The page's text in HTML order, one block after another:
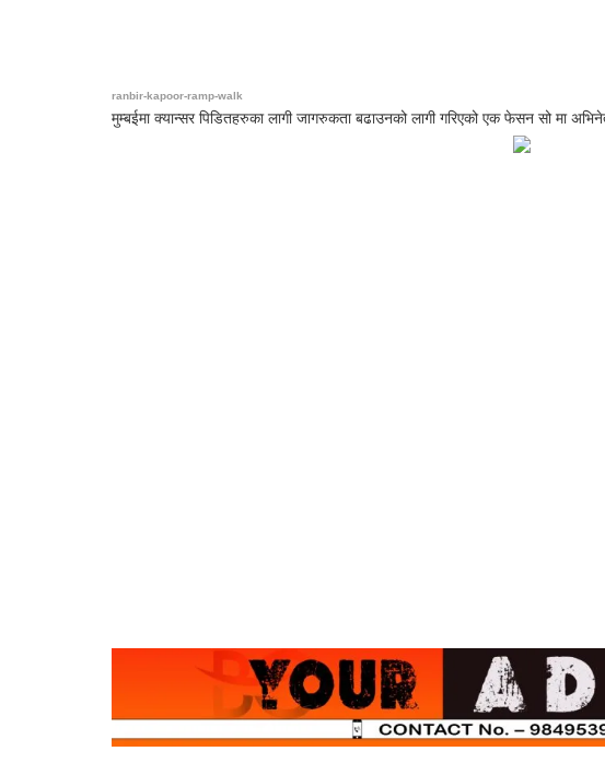
ranbir-kapoor-ramp-walk
मुम्बईमा क्यान्सर पिडितहरुका लागी जागरुकता बढाउनको लागी गरिएको एक फेसन सो मा